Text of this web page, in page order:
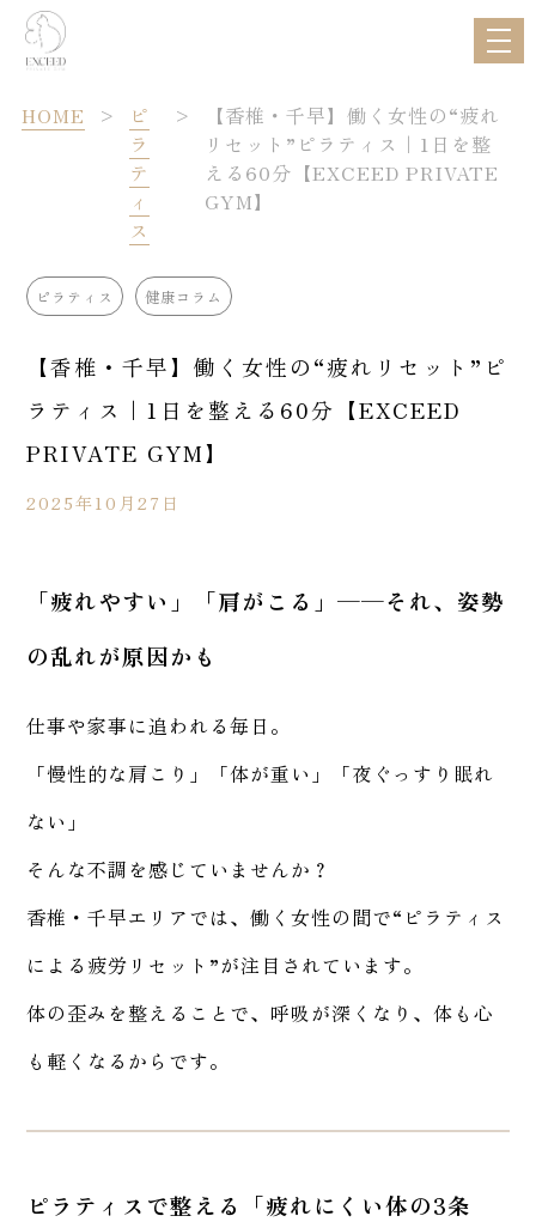
HOME >
ピ
ラ
テ
ィ
ス
>
【香椎・千早】働く女性の“疲れ
リセット”ピラティス｜1日を整
える60分【EXCEED PRIVATE
GYM】
ピラティス 健康コラム
【香椎・千早】働く女性の“疲れリセット”ピ
ラティス｜1日を整える60分【EXCEED
PRIVATE GYM】
2025年10月27日
「疲れやすい」「肩がこる」——それ、姿勢
の乱れが原因かも
仕事や家事に追われる毎日。
「慢性的な肩こり」「体が重い」「夜ぐっすり眠れ
ない」
そんな不調を感じていませんか？
香椎・千早エリアでは、働く女性の間で“ピラティス
による疲労リセット”が注目されています。
体の歪みを整えることで、呼吸が深くなり、体も心
も軽くなるからです。
ピラティスで整える「疲れにくい体の3条
トップ
トレーナー紹介
当ジムの特徴
アクセス
ブログ